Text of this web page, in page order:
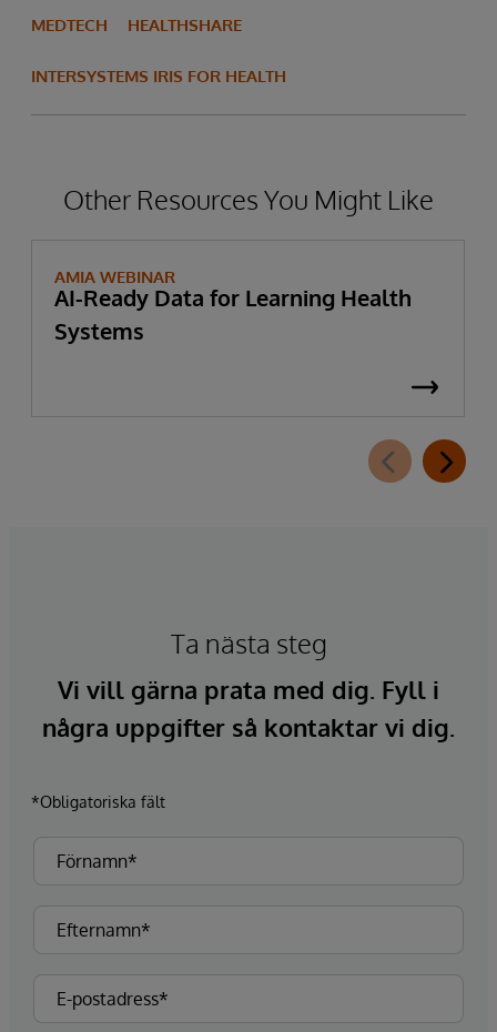
MEDTECH HEALTHSHARE
INTERSYSTEMS IRIS FOR HEALTH
Other Resources You Might Like
AMIA WEBINAR
AI-Ready Data for Learning Health
Systems
Ta nästa steg
Vi vill gärna prata med dig. Fyll i
några uppgifter så kontaktar vi dig.
*Obligatoriska fält